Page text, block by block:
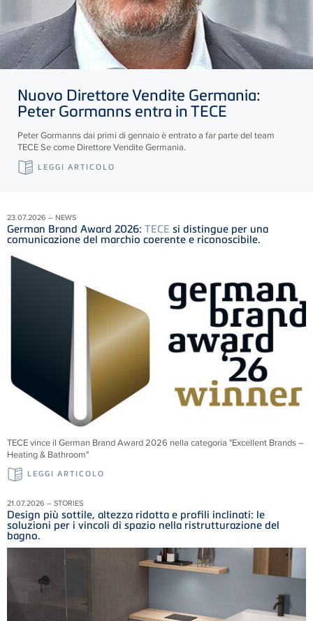
Nuovo Direttore Vendite Germania:
Peter Gormanns entra inTECE
Peter Gormanns dai primi di gennaio è entrato a far parte del team
TECESe come Direttore Vendite Germania.
LEGGI ARTICOLO
23.07.2026 – NEWS
German Brand Award 2026: TECE si distingue per una
comunicazione del marchio coerente e riconoscibile.
TECE vince il German Brand Award 2026 nella categoria "Excellent Brands –
Heating & Bathroom"
LEGGI ARTICOLO
21.07.2026 – STORIES
Design più sottile, altezza ridotta e profili inclinati: le
soluzioni per i vincoli di spazio nella ristrutturazione del
bagno.